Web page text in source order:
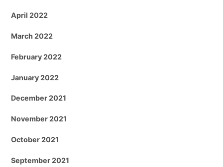
April 2022
March 2022
February 2022
January 2022
December 2021
November 2021
October 2021
September 2021